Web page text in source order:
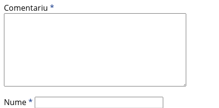
Comentariu *
Nume*